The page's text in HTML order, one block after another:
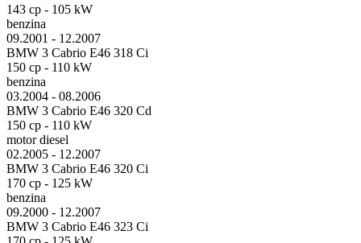
143 cp - 105 kW
benzina
09.2001 - 12.2007
BMW 3 Cabrio E46 318 Ci
150 cp - 110 kW
benzina
03.2004 - 08.2006
BMW 3 Cabrio E46 320 Cd
150 cp - 110 kW
motor diesel
02.2005 - 12.2007
BMW 3 Cabrio E46 320 Ci
170 cp - 125 kW
benzina
09.2000 - 12.2007
BMW 3 Cabrio E46 323 Ci